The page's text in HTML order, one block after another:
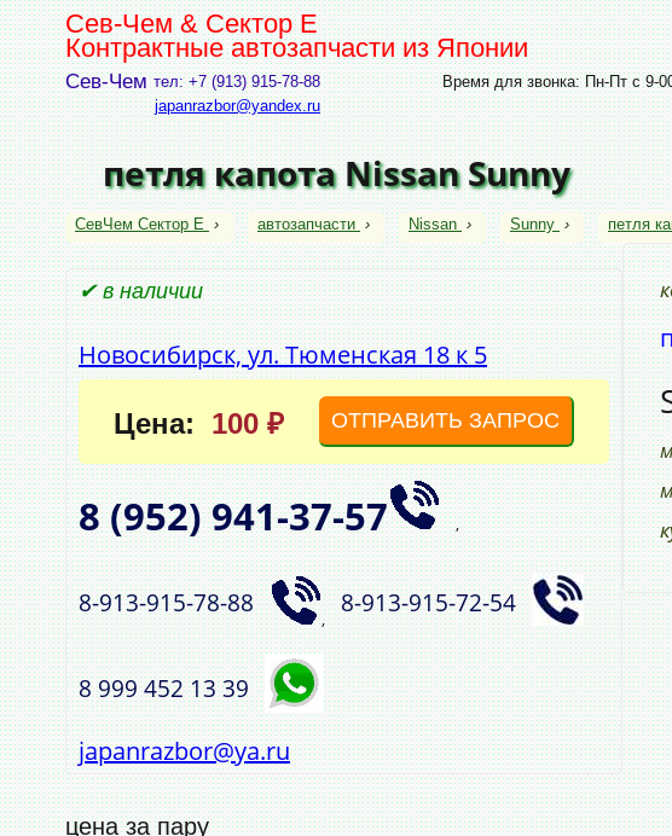
Сев-Чем & Сектор Е
Контрактные автозапчасти из Японии
Сев-Чем тел: +7 (913) 915-78-88
japanrazbor@yandex.ru
Время для звонка: Пн-Пт с 9-
петля капота Nissan Sunny
СевЧем Сектор Е › автозапчасти › Nissan › Sunny › петля
✔ в наличии
Новосибирск, ул. Тюменская 18 к 5
Цена: 100 ₽ ОТПРАВИТЬ ЗАПРОС
8 (952)941‑37‑57 ,
8‑913‑915‑78‑88
,
8‑913‑915‑72‑54
8 999 452 13 39
japanrazbor@ya.ru
цена за пару